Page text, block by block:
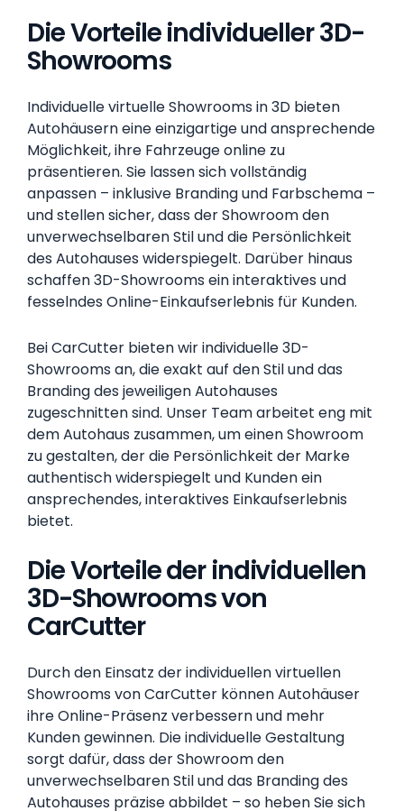
Die Vorteile individueller 3D-
Showrooms
Individuelle virtuelle Showrooms in 3D bieten
Autohäusern eine einzigartige und ansprechende
Möglichkeit, ihre Fahrzeuge online zu
präsentieren. Sie lassen sich vollständig
anpassen – inklusive Branding und Farbschema –
und stellen sicher, dass der Showroom den
unverwechselbaren Stil und die Persönlichkeit
des Autohauses widerspiegelt. Darüber hinaus
schaffen 3D-Showrooms ein interaktives und
fesselndes Online-Einkaufserlebnis für Kunden.
Bei CarCutter bieten wir individuelle 3D-
Showrooms an, die exakt auf den Stil und das
Branding des jeweiligen Autohauses
zugeschnitten sind. Unser Team arbeitet eng mit
dem Autohaus zusammen, um einen Showroom
zu gestalten, der die Persönlichkeit der Marke
authentisch widerspiegelt und Kunden ein
ansprechendes, interaktives Einkaufserlebnis
bietet.
Die Vorteile der individuellen
3D-Showrooms von
CarCutter
Durch den Einsatz der individuellen virtuellen
Showrooms von CarCutter können Autohäuser
ihre Online-Präsenz verbessern und mehr
Kunden gewinnen. Die individuelle Gestaltung
sorgt dafür, dass der Showroom den
unverwechselbaren Stil und das Branding des
Autohauses präzise abbildet – so heben Sie sich